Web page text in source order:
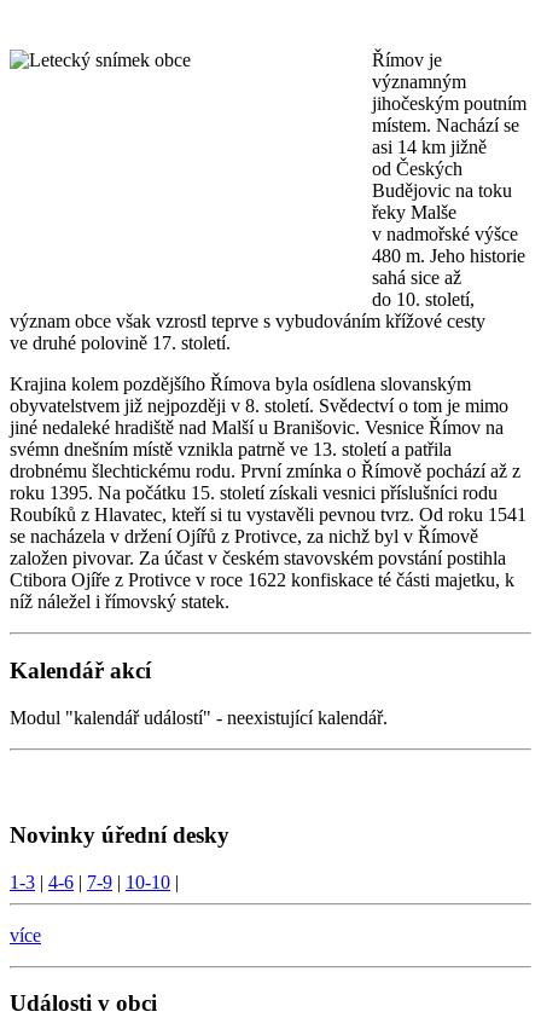
Římov je
významným
jihočeským poutním
místem. Nachází se
asi 14 km jižně
od Českých
Budějovic na toku
řeky Malše
v nadmořské výšce
480 m. Jeho historie
sahá sice až
do 10. století,
význam obce však vzrostl teprve s vybudováním křížové cesty
ve druhé polovině 17. století.
Krajina kolem pozdějšího Římova byla osídlena slovanským
obyvatelstvem již nejpozději v 8. století. Svědectví o tom je mimo
jiné nedaleké hradiště nad Malší u Branišovic. Vesnice Římov na
svémn dnešním místě vznikla patrně ve 13. století a patřila
drobnému šlechtickému rodu. První zmínka o Římově pochází až z
roku 1395. Na počátku 15. století získali vesnici příslušníci rodu
Roubíků z Hlavatec, kteří si tu vystavěli pevnou tvrz. Od roku 1541
se nacházela v držení Ojířů z Protivce, za nichž byl v Římově
založen pivovar. Za účast v českém stavovském povstání postihla
Ctibora Ojíře z Protivce v roce 1622 konfiskace té části majetku, k
níž náležel i římovský statek.
Kalendář akcí
Modul "kalendář událostí" - neexistující kalendář.
Novinky úřední desky
1-3 | 4-6 | 7-9 | 10-10 |
více
Události v obci